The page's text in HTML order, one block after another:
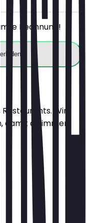
Rechnung!
Restaurants. Wir
damit du immer